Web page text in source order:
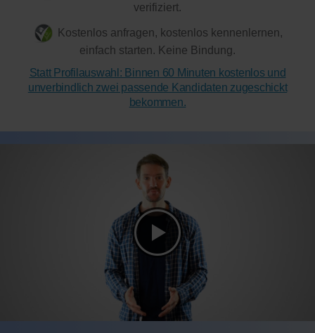
verifiziert.
Kostenlos anfragen, kostenlos kennenlernen,
einfach starten. Keine Bindung.
Statt Profilauswahl: Binnen 60 Minuten kostenlos und
unverbindlich zwei passende Kandidaten zugeschickt
bekommen.